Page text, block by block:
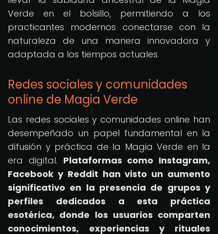
Verde en el bolsillo, permitiendo a los
practicantes modernos conectarse con la
naturaleza de una manera innovadora y
adaptada a los tiempos actuales.
Redes sociales y comunidades
online de Magia Verde
Las redes sociales y comunidades online han
desempeñado un papel fundamental en la
difusión y práctica de la Magia Verde en la
era digital. Plataformas como Instagram,
Facebook y Reddit han visto un aumento
significativo en la presencia de grupos y
perfiles dedicados a esta práctica
esotérica, donde los usuarios comparten
conocimientos, experiencias y rituales